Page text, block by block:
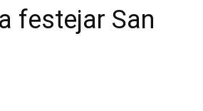
festejar San